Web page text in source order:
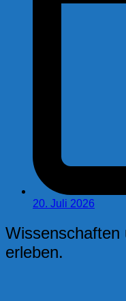
20. Juli 2026
Wissenschaften
erleben.